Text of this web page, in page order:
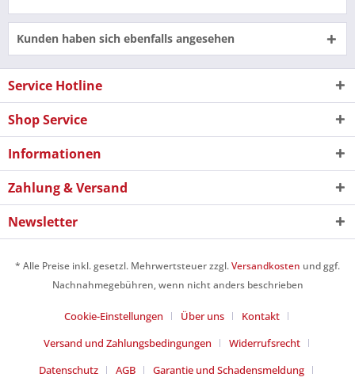
Kunden haben sich ebenfalls angesehen
Service Hotline
Shop Service
Informationen
Zahlung & Versand
Newsletter
* Alle Preise inkl. gesetzl. Mehrwertsteuer zzgl.Versandkosten und ggf.
Nachnahmegebühren, wenn nicht anders beschrieben
Cookie-Einstellungen Über uns
Kontakt
Versand und Zahlungsbedingungen
Widerrufsrecht
Datenschutz
AGB Garantie und Schadensmeldung